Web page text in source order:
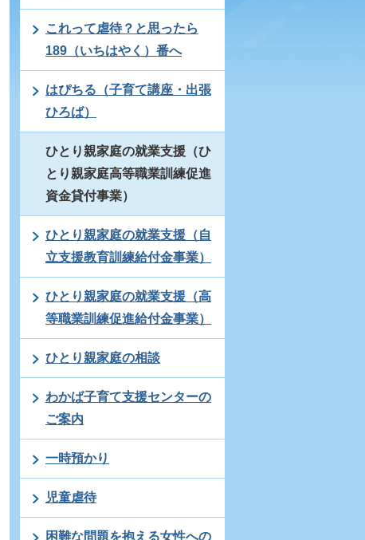
これって虐待？と思ったら
189（いちはやく）番へ
はぴちる（子育て講座・出張
ひろば）
ひとり親家庭の就業支援（ひ
とり親家庭高等職業訓練促進
資金貸付事業）
ひとり親家庭の就業支援（自
立支援教育訓練給付金事業）
ひとり親家庭の就業支援（高
等職業訓練促進給付金事業）
ひとり親家庭の相談
わかば子育て支援センターの
ご案内
一時預かり
児童虐待
困難な問題を抱える女性への